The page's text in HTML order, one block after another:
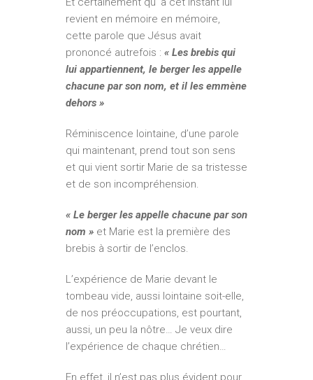
revient en mémoire en mémoire,
cette parole que Jésus avait
prononcé autrefois : « Les brebis qui
lui appartiennent, le berger les appelle
chacune par son nom, et il les emmène
dehors »
Réminiscence lointaine, d’une parole
qui maintenant, prend tout son sens
et qui vient sortir Marie de sa tristesse
et de son incompréhension.
« Le berger les appelle chacune par son
nom » et Marie est la première des
brebis à sortir de l’enclos.
L’expérience de Marie devant le
tombeau vide, aussi lointaine soit-elle,
de nos préoccupations, est pourtant,
aussi, un peu la nôtre… Je veux dire
l’expérience de chaque chrétien…